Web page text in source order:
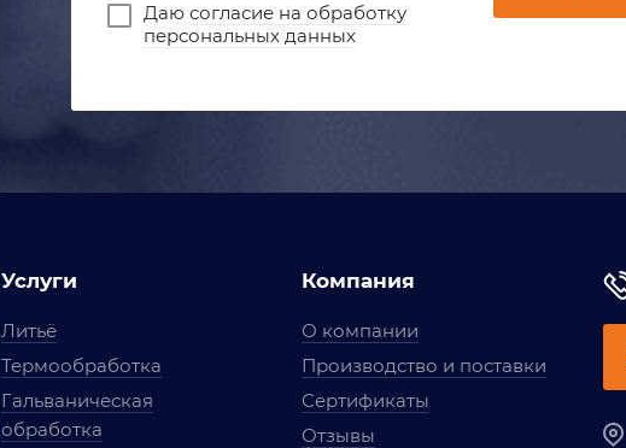
Даю согласие на обработку
персональных данных
Услуги
Литьё
Термообработка
Гальваническая
обработка
Компания
О компании
Производство и поставки
Сертификаты
Отзывы